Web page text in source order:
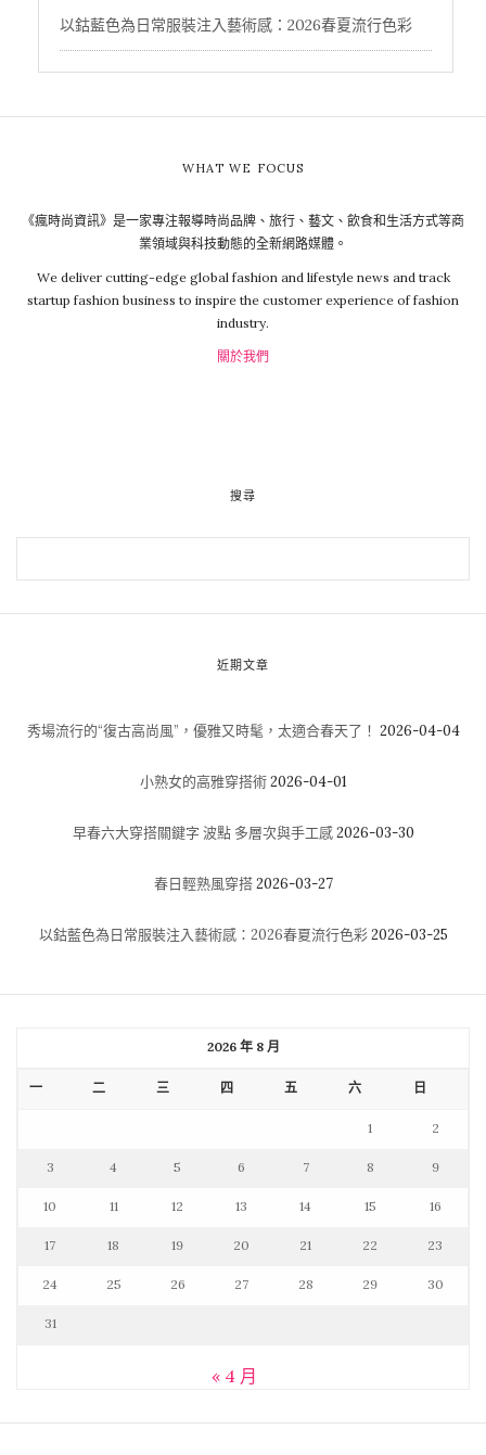
以鈷藍色為日常服裝注入藝術感：2026春夏流行色彩
WHAT WE FOCUS
《瘋時尚資訊》是一家專注報導時尚品牌、旅行、藝文、飲食和生活方式等商
業領域與科技動態的全新網路媒體。
We deliver cutting-edge global fashion and lifestyle news and track
startup fashion business to inspire the customer experience of fashion
industry.
關於我們
搜尋
近期文章
秀場流行的“復古高尚風”，優雅又時髦，太適合春天了！ 2026-04-04
小熟女的高雅穿搭術 2026-04-01
早春六大穿搭關鍵字 波點 多層次與手工感 2026-03-30
春日輕熟風穿搭 2026-03-27
以鈷藍色為日常服裝注入藝術感：2026春夏流行色彩 2026-03-25
2026 年 8 月
一 二 三 四 五 六 日
1 2
3 4 5 6 7 8 9
10 11 12 13 14 15 16
17 18 19 20 21 22 23
24 25 26 27 28 29 30
31
« 4 月